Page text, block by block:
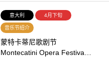
意大利 4月下旬
音乐节绍介
蒙特卡蒂尼歌剧节
Montecatini Opera Festiva…